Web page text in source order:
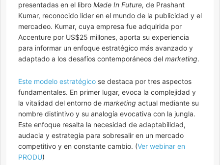
presentadas en el libro Made In Future, de Prashant
Kumar, reconocido líder en el mundo de la publicidad y el
mercadeo. Kumar, cuya empresa fue adquirida por
Accenture por US$25 millones, aporta su experiencia
para informar un enfoque estratégico más avanzado y
adaptado a los desafíos contemporáneos del marketing.
Este modelo estratégico se destaca por tres aspectos
fundamentales. En primer lugar, evoca la complejidad y
la vitalidad del entorno de marketing actual mediante su
nombre distintivo y su analogía evocativa con la jungla.
Este enfoque resalta la necesidad de adaptabilidad,
audacia y estrategia para sobresalir en un mercado
competitivo y en constante cambio. (Ver webinar en
PRODU)